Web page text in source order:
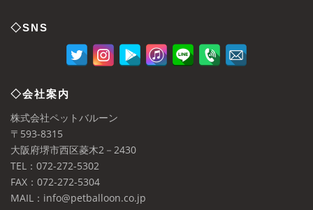
◇SNS
◇会社案内
株式会社ペットバルーン
〒593-8315
大阪府堺市西区菱木2－2430
TEL：072-272-5302
FAX：072-272-5304
MAIL：info@petballoon.co.jp